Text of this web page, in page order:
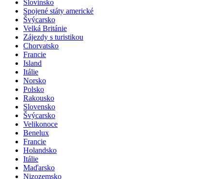
Slovinsko
Spojené státy americké
Švýcarsko
Velká Británie
Zájezdy s turistikou
Chorvatsko
Francie
Island
Itálie
Norsko
Polsko
Rakousko
Slovensko
Švýcarsko
Velikonoce
Benelux
Francie
Holandsko
Itálie
Maďarsko
Nizozemsko